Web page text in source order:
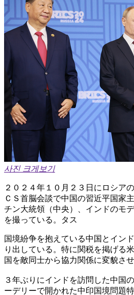
사진 크게보기
２０２４年１０月２３日にロシア
ＣＳ首脳会談で中国の習近平国家
チン大統領（中央）、インドのモ
を撮っている。タス
国境紛争を抱えている中国とイン
り出している。特に関税を掲げる
国を敵同士から協力関係に変貌さ
３年ぶりにインドを訪問した中国
ーデリーで開かれた中印国境問題